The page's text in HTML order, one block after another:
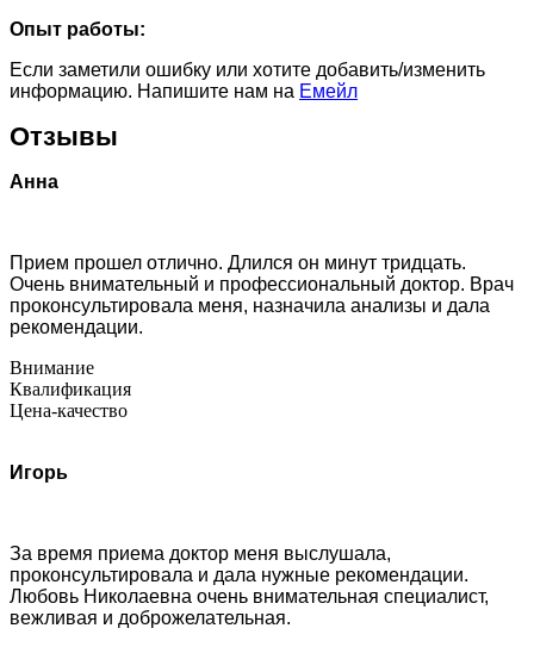
Опыт работы:
Если заметили ошибку или хотите добавить/изменить
информацию. Напишите нам на Емейл
Отзывы
Анна
Прием прошел отлично. Длился он минут тридцать.
Очень внимательный и профессиональный доктор. Врач
проконсультировала меня, назначила анализы и дала
рекомендации.
Внимание
Квалификация
Цена-качество
Игорь
За время приема доктор меня выслушала,
проконсультировала и дала нужные рекомендации.
Любовь Николаевна очень внимательная специалист,
вежливая и доброжелательная.